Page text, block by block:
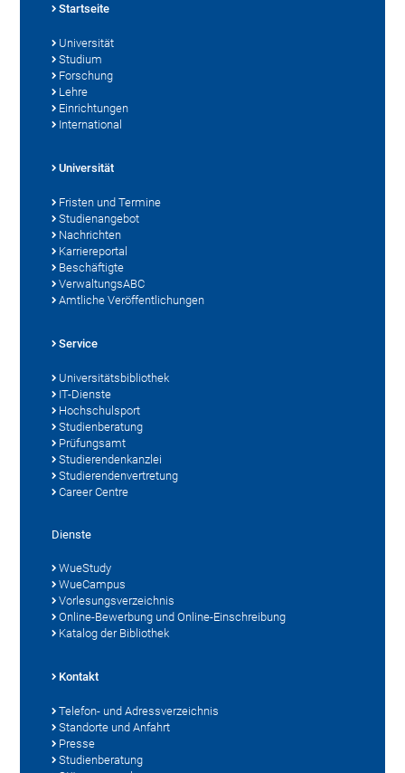
Startseite
Universität
Studium
Forschung
Lehre
Einrichtungen
International
Universität
Fristen und Termine
Studienangebot
Nachrichten
Karriereportal
Beschäftigte
VerwaltungsABC
Amtliche Veröffentlichungen
Service
Universitätsbibliothek
IT-Dienste
Hochschulsport
Studienberatung
Prüfungsamt
Studierendenkanzlei
Studierendenvertretung
Career Centre
Dienste
WueStudy
WueCampus
Vorlesungsverzeichnis
Online-Bewerbung und Online-Einschreibung
Katalog der Bibliothek
Kontakt
Telefon- und Adressverzeichnis
Standorte und Anfahrt
Presse
Studienberatung